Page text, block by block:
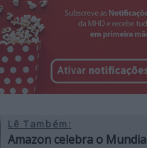
Lê Também:
Amazon celebra o